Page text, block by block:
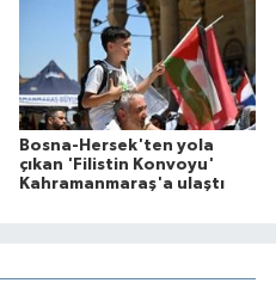
Bosna-Hersek'ten yola
çıkan 'Filistin Konvoyu'
Kahramanmaraş'a ulaştı